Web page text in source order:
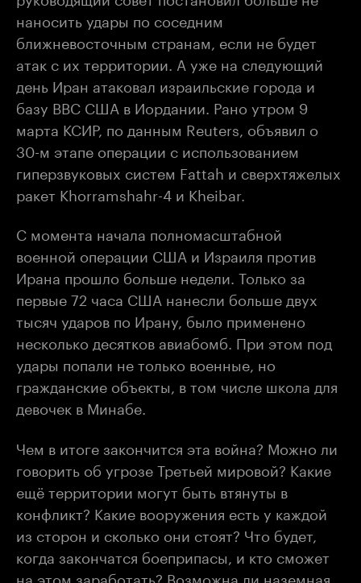
наносить удары по соседним
ближневосточным странам, если не будет
атак с их территории. А уже на следующий
день Иран атаковал израильские города и
базу ВВС США в Иордании. Рано утром 9
марта КСИР, по данным Reuters, объявил о
30-м этапе операции с использованием
гиперзвуковых систем Fattah и сверхтяжелых
ракет Khorramshahr-4 и Kheibar.
С момента начала полномасштабной
военной операции США и Израиля против
Ирана прошло больше недели. Только за
первые 72 часа США нанесли больше двух
тысяч ударов по Ирану, было применено
несколько десятков авиабомб. При этом под
удары попали не только военные, но
гражданские объекты, в том числе школа для
девочек в Минабе.
Чем в итоге закончится эта война? Можно ли
говорить об угрозе Третьей мировой? Какие
ещё территории могут быть втянуты в
конфликт? Какие вооружения есть у каждой
из сторон и сколько они стоят? Что будет,
когда закончатся боеприпасы, и кто сможет
на этом заработать? Возможна ли наземная